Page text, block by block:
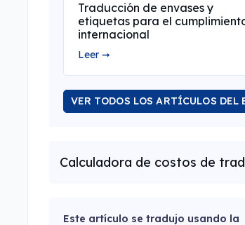
Traducción de envases y
etiquetas para el
internacional
Leer ➞
VER TODOS LOS ARTÍCULOS DEL
Calculadora de costos de
Este artículo se tradujo usando la